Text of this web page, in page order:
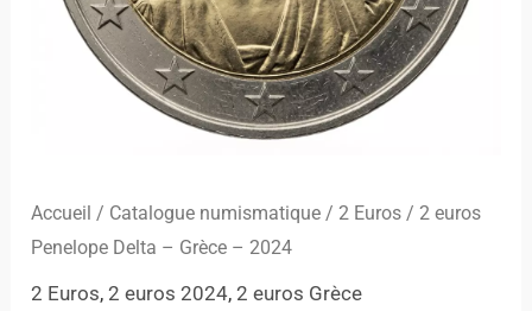
Accueil / Catalogue numismatique /2 Euros / 2 euros
Penelope Delta – Grèce – 2024
2 Euros,2 euros 2024,2 euros Grèce